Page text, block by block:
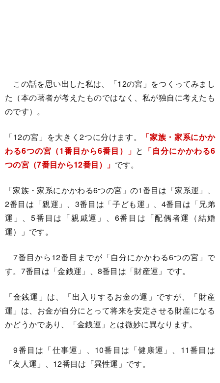
この話を思い出した私は、「12の宮」をつくってみまし
た（本の著者が考えたものではなく、私が独自に考えたも
のです）。
「12の宮」を大きく2つに分けます。
「家族・家系にかか
わる6つの宮（1番目から6番目）」 と 「自分にかかわる6
つの宮（7番目から12番目）」 です。
「家族・家系にかかわる6つの宮」の1番目は「家系運」、
2番目は「親運」、3番目は「子ども運」、4番目は「兄弟
運」、5番目は「親戚運」、6番目は「配偶者運（結婚
運）」です。
7番目から12番目までが「自分にかかわる6つの宮」で
す。7番目は「金銭運」、8番目は「財産運」です。
「金銭運」は、「出入りするお金の運」ですが、「財産
運」は、お金が自分にとって将来を安定させる財産になる
かどうかであり、「金銭運」とは微妙に異なります。
9番目は「仕事運」、10番目は「健康運」、11番目は
「友人運」、12番目は「異性運」です。